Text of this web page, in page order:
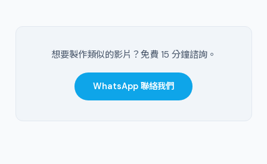
想要製作類似的影片？免費 15 分鐘諮詢。
WhatsApp 聯絡我們